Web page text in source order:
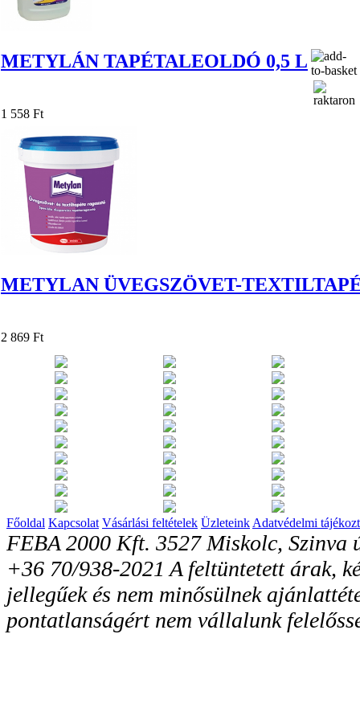
METYLÁN TAPÉTALEOLDÓ 0,5 L
1 558 Ft
METYLAN ÜVEGSZÖVET-
2 869 Ft
Főoldal Kapcsolat Vásárlási feltételek Üzleteink Adatvédelmi
FEBA 2000 Kft. 3527 Miskolc, Szinva
+36 70/938-2021 A feltüntetett árak,
jellegűek és nem minősülnek
pontatlanságért nem vállalunk